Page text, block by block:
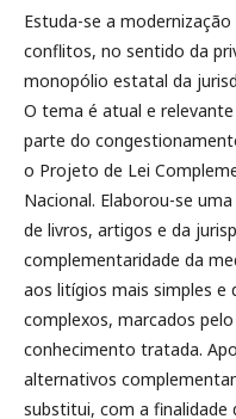
Estuda-se a
conflitos, no sentido da
monopólio estatal da
O tema é atual e
parte do
o Projeto de Lei
Nacional. Elaborou-se
de livros, artigos e da
complementaridade da
aos litígios mais simples e
complexos, marcados
conhecimento tratada.
alternativos
substitui, com a finalidade